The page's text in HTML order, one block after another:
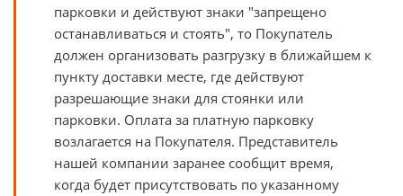
парковки и действуют знаки "запрещено
останавливаться и стоять", то Покупатель
должен организовать разгрузку в ближайшем к
пункту доставки месте, где действуют
разрешающие знаки для стоянки или
парковки. Оплата за платную парковку
возлагается на Покупателя. Представитель
нашей компании заранее сообщит время,
когда будет присутствовать по указанному